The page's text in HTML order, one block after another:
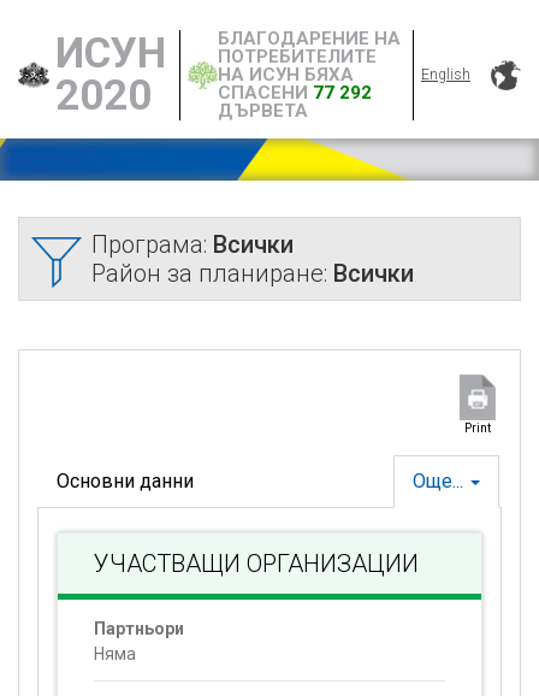
ИСУН
2020
БЛАГОДАРЕНИЕ НА
ПОТРЕБИТЕЛИТЕ
НА ИСУН БЯХА
СПАСЕНИ 77 292
ДЪРВЕТА
English
Програма: Всички
Район за планиране: Всички
Print
Още...
Основни данни
УЧАСТВАЩИ ОРГАНИЗАЦИИ
Партньори
Няма